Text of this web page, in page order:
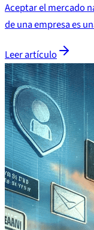
Aceptar el mercado
de una empresa es
Leer artículo